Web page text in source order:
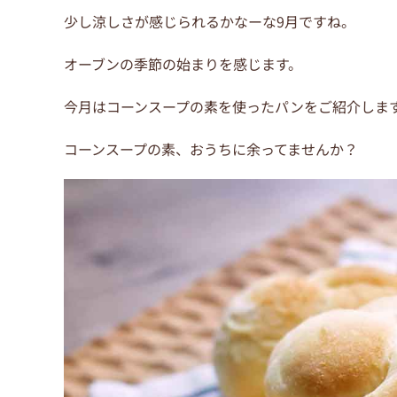
少し涼しさが感じられるかなーな9月ですね。
オーブンの季節の始まりを感じます。
今月はコーンスープの素を使ったパンをご紹介しま
コーンスープの素、おうちに余ってませんか？